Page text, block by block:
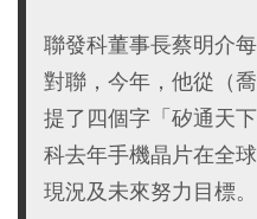
聯發科董事長蔡明介
對聯，今年，他從（
提了四個字「矽通天
科去年手機晶片在全
現況及未來努力目標。